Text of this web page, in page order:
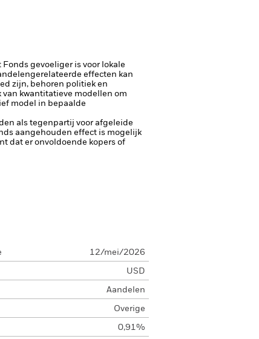
gevoeliger is voor lokale
effecten kan
zijn, behoren politiek en
van kwantitatieve modellen om
model in bepaalde
als tegenpartij voor afgeleide
aangehouden effect is mogelijk
dat er onvoldoende kopers of
12/mei/2026
USD
Aandelen
Overige
0,91%